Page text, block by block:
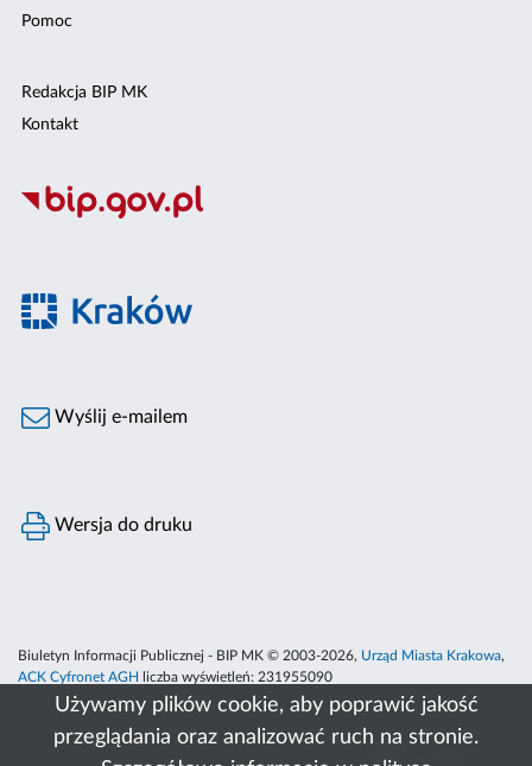
Używamy plików cookie, aby poprawić jakość
przeglądania oraz analizować ruch na stronie.
Pomoc
Redakcja BIP MK
Kontakt
Wyślij e-mailem
Wersja do druku
Biuletyn Informacji Publicznej - BIP MK © 2003-2026, Urząd Miasta Krakowa,
ACK Cyfronet AGH
liczba wyświetleń: 231955090